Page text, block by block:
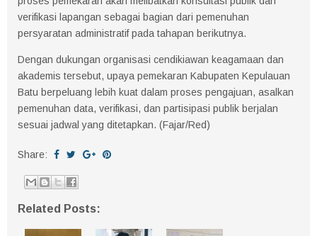
verifikasi lapangan sebagai bagian dari pemenuhan
persyaratan administratif pada tahapan berikutnya.
Dengan dukungan organisasi cendikiawan keagamaan dan
akademis tersebut, upaya pemekaran Kabupaten Kepulauan
Batu berpeluang lebih kuat dalam proses pengajuan, asalkan
pemenuhan data, verifikasi, dan partisipasi publik berjalan
sesuai jadwal yang ditetapkan. (Fajar/Red)
Share:
Related Posts: